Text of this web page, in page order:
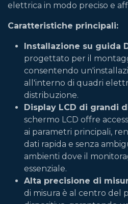
elettrica in modo preciso e
Caratteristiche principali:
Installazione su guida
progettato per il
consentendo
all'interno di quadri
distribuzione.
Display LCD di grandi
schermo LCD offre
ai parametri principali,
dati rapida e senza
ambienti dove il
essenziale.
Alta precisione di
di misura è al centro del